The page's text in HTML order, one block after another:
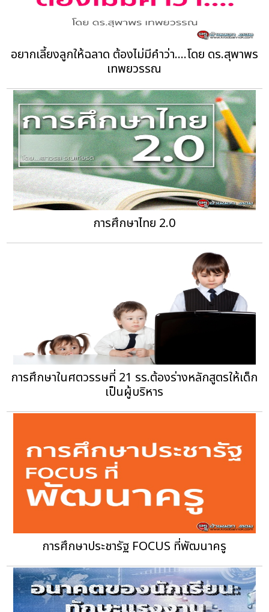
อยากเลี้ยงลูกให้ฉลาด ต้องไม่มีคำว่า....โดย ดร.สุพาพร
เทพยวรรณ
การศึกษาไทย 2.0
การศึกษาในศตวรรษที่ 21 รร.ต้องร่างหลักสูตรให้เด็ก
เป็นผู้บริหาร
การศึกษาประชารัฐ FOCUS ที่พัฒนาครู